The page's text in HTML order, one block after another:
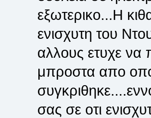
εξωτερικο...Η
ενισχυτη του
αλλους ετυχε να
μπροστα απο
σας σε οτι